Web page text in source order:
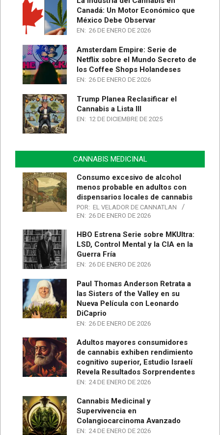
Canadá: Un Motor Económico que
México Debe Observar
EN: 26 DE ENERO DE 2026
Amsterdam Empire: Serie de
Netflix sobre el Mundo Secreto de
los Coffee Shops Holandeses
EN: 26 DE ENERO DE 2026
Trump Planea Reclasificar el
Cannabis a Lista III
EN: 12 DE DICIEMBRE DE 2025
CANNABIS MEDICINAL
Consumo excesivo de alcohol
menos probable en adultos con
dispensarios locales de cannabis
POR: EL VELADOR DE CANNATLAN
EN: 26 DE ENERO DE 2026
HBO Estrena Serie sobre MKUltra:
LSD, Control Mental y la CIA en la
Guerra Fría
EN: 26 DE ENERO DE 2026
Paul Thomas Anderson Retrata a
las Sisters of the Valley en su
Nueva Película con Leonardo
DiCaprio
EN: 26 DE ENERO DE 2026
Adultos mayores consumidores
de cannabis exhiben rendimiento
cognitivo superior, Estudio Israelí
Revela Resultados Sorprendentes
EN: 24 DE ENERO DE 2026
Cannabis Medicinal y
Supervivencia en
Colangiocarcinoma Avanzado
EN: 24 DE ENERO DE 2026